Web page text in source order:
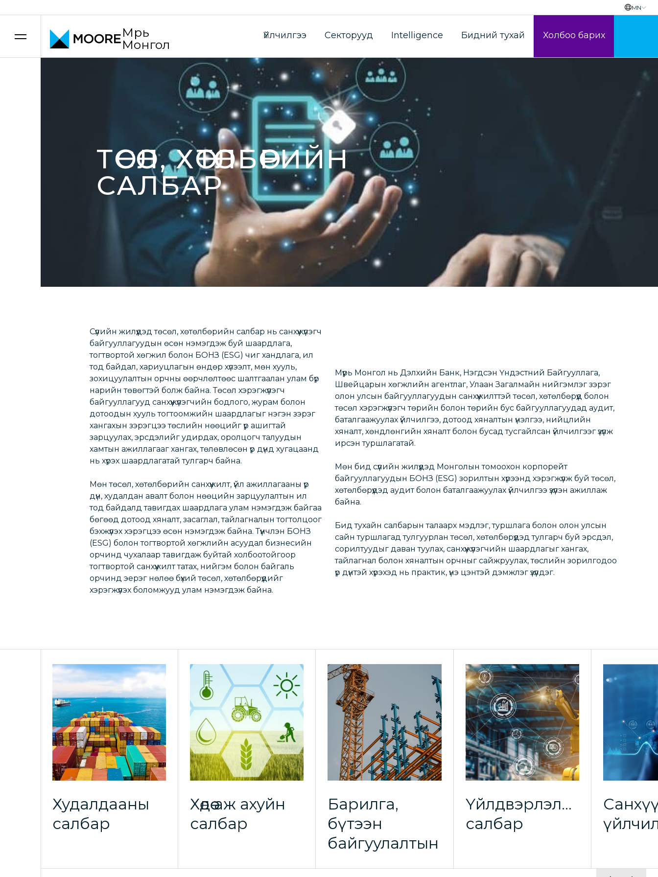
MN
Мүүрь
Монгол
Үйлчилгээ Секторууд Intelligence Бидний тухай Холбоо барих
ТӨСӨЛ, ХӨТӨЛБӨРИЙН
САЛБАР
Сүүлийн жилүүдэд төсөл, хөтөлбөрийн салбар нь санхүүжүүлэгч
байгууллагуудын өсөн нэмэгдэж буй шаардлага,
тогтвортой хөгжил болон БОНЗ (ESG) чиг хандлага, ил
тод байдал, хариуцлагын өндөр хүлээлт, мөн хууль,
зохицуулалтын орчны өөрчлөлтөөс шалтгаалан улам бүр
нарийн төвөгтэй болж байна. Төсөл хэрэгжүүлэгч
байгууллагууд санхүүжүүлэгчийн бодлого, журам болон
дотоодын хууль тогтоомжийн шаардлагыг нэгэн зэрэг
хангахын зэрэгцээ төслийн нөөцийг үр ашигтай
зарцуулах, эрсдэлийг удирдах, оролцогч талуудын
хамтын ажиллагааг хангах, төлөвлөсөн үр дүнд хугацаанд
нь хүрэх шаардлагатай тулгарч байна.
Мөн төсөл, хөтөлбөрийн санхүүжилт, үйл ажиллагааны үр
дүн, худалдан авалт болон нөөцийн зарцуулалтын ил
тод байдалд тавигдах шаардлага улам нэмэгдэж байгаа
бөгөөд дотоод хяналт, засаглал, тайлагналын тогтолцоог
бэхжүүлэх хэрэгцээ өсөн нэмэгдэж байна. Түүнчлэн БОНЗ
(ESG) болон тогтвортой хөгжлийн асуудал бизнесийн
орчинд чухалаар тавигдаж буйтай холбоотойгоор
тогтвортой санхүүжилт татах, нийгэм болон байгаль
орчинд эерэг нөлөө бүхий төсөл, хөтөлбөрүүдийг
хэрэгжүүлэх боломжууд улам нэмэгдэж байна.
Мүүрь Монгол нь Дэлхийн Банк, Нэгдсэн Үндэстний Байгууллага,
Швейцарын хөгжлийн агентлаг, Улаан Загалмайн нийгэмлэг зэрэг
олон улсын байгууллагуудын санхүүжилттэй төсөл, хөтөлбөрүүд болон
төсөл хэрэгжүүлэгч төрийн болон төрийн бус байгууллагуудад аудит,
баталгаажуулах үйлчилгээ, дотоод хяналтын үнэлгээ, нийцлийн
хяналт, хөндлөнгийн хяналт болон бусад тусгайлсан үйлчилгээг үзүүлж
ирсэн туршлагатай.
Мөн бид сүүлийн жилүүдэд Монголын томоохон корпорейт
байгууллагуудын БОНЗ (ESG) зорилтын хүрээнд хэрэгжүүлж буй төсөл,
хөтөлбөрүүдэд аудит болон баталгаажуулах үйлчилгээ үзүүлэн ажиллаж
байна.
Бид тухайн салбарын талаарх мэдлэг, туршлага болон олон улсын
сайн туршлагад тулгуурлан төсөл, хөтөлбөрүүдэд тулгарч буй эрсдэл,
сорилтуудыг даван туулах, санхүүжүүлэгчийн шаардлагыг хангах,
тайлагнал болон хяналтын орчныг сайжруулах, төслийн зорилгодоо
үр дүнтэй хүрэхэд нь практик, үнэ цэнтэй дэмжлэг үзүүлдэг.
Худалдааны
салбар
Хөдөө аж ахуйн
салбар
Барилга,
бүтээн
байгуулалтын
Үйлдвэрлэлийн
салбар